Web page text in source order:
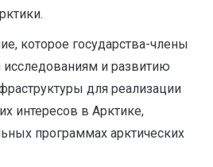
которое государства-члены
и развитию
для реализации
интересов в Арктике,
программах арктических